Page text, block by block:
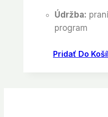
Údržba:
program
Pridať Do